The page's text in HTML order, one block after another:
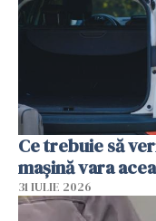
Ce trebuie să
mașină vara
31 IULIE 2026